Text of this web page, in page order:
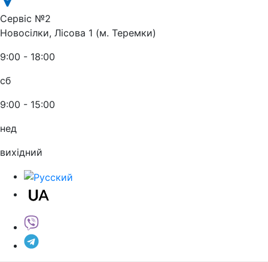
Сервіс №2
Новосілки, Лісова 1 (м. Теремки)
9:00 - 18:00
сб
9:00 - 15:00
нед
вихідний